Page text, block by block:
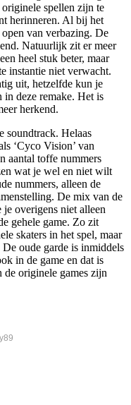
spellen zijn te
herinneren. Al bij het
van verbazing. De
Natuurlijk zit er meer
heel stuk beter, maar
instantie niet verwacht.
uit, hetzelfde kun je
in deze remake. Het is
herkend.
soundtrack. Helaas
‘Cyco Vision’ van
aantal toffe nummers
wat je wel en niet wilt
nummers, alleen de
De mix van de
overigens niet alleen
gehele game. Zo zit
skaters in het spel, maar
oude garde is inmiddels
in de game en dat is
originele games zijn